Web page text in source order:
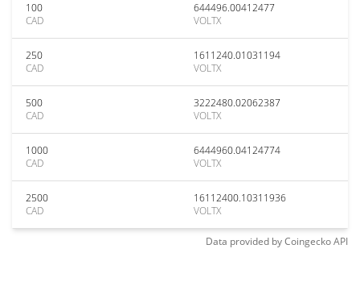
100
CAD
644496.00412477
VOLTX
250
CAD
1611240.01031194
VOLTX
500
CAD
3222480.02062387
VOLTX
1000
CAD
6444960.04124774
VOLTX
2500
CAD
16112400.10311936
VOLTX
Data provided byCoingeckoAPI